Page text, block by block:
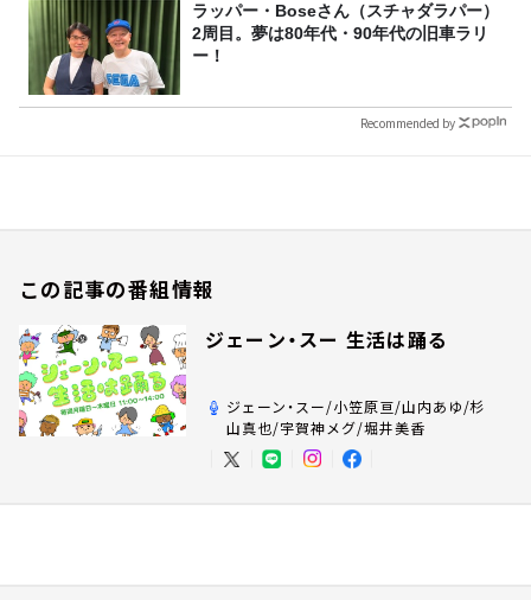
ラッパー・Boseさん（スチャダラパー）
2周目。夢は80年代・90年代の旧車ラリ
ー！
Recommended by
この記事の番組情報
ジェーン・スー 生活は踊る
ジェーン・スー/小笠原亘/山内あゆ/杉
山真也/宇賀神メグ/堀井美香